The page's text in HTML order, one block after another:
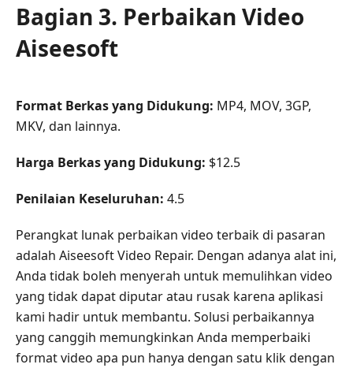
Bagian 3. Perbaikan Video
Aiseesoft
Format Berkas yang Didukung: MP4, MOV, 3GP,
MKV, dan lainnya.
Harga Berkas yang Didukung: $12.5
Penilaian Keseluruhan: 4.5
Perangkat lunak perbaikan video terbaik di pasaran
adalah Aiseesoft Video Repair. Dengan adanya alat ini,
Anda tidak boleh menyerah untuk memulihkan video
yang tidak dapat diputar atau rusak karena aplikasi
kami hadir untuk membantu. Solusi perbaikannya
yang canggih memungkinkan Anda memperbaiki
format video apa pun hanya dengan satu klik dengan